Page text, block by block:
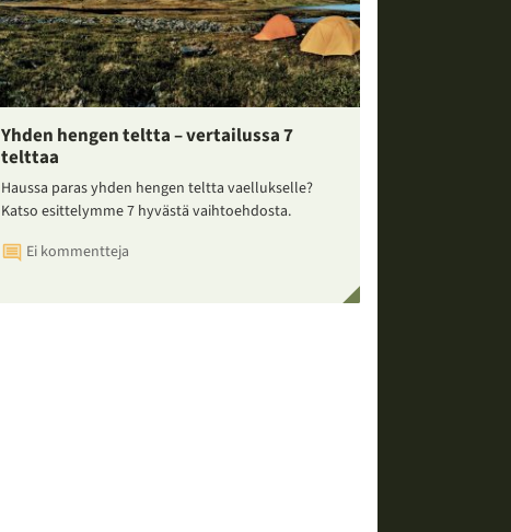
Yhden hengen teltta – vertailussa 7
telttaa
Haussa paras yhden hengen teltta vaellukselle?
Katso esittelymme 7 hyvästä vaihtoehdosta.
Ei kommentteja